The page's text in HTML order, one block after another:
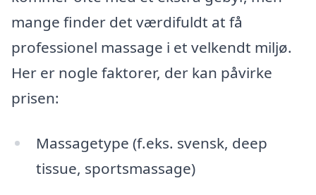
mange finder det værdifuldt at få
professionel massage i et velkendt miljø.
Her er nogle faktorer, der kan påvirke
prisen:
Massagetype (f.eks. svensk, deep
tissue, sportsmassage)